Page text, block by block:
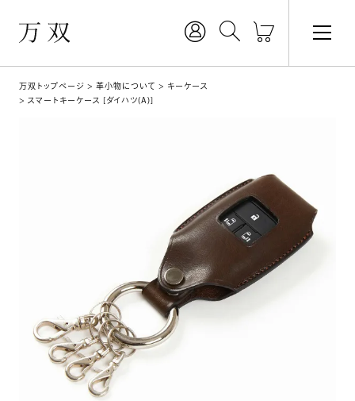
万双トップページ 革小物について
キーケース
スマートキーケース [ダイハツ(A)]